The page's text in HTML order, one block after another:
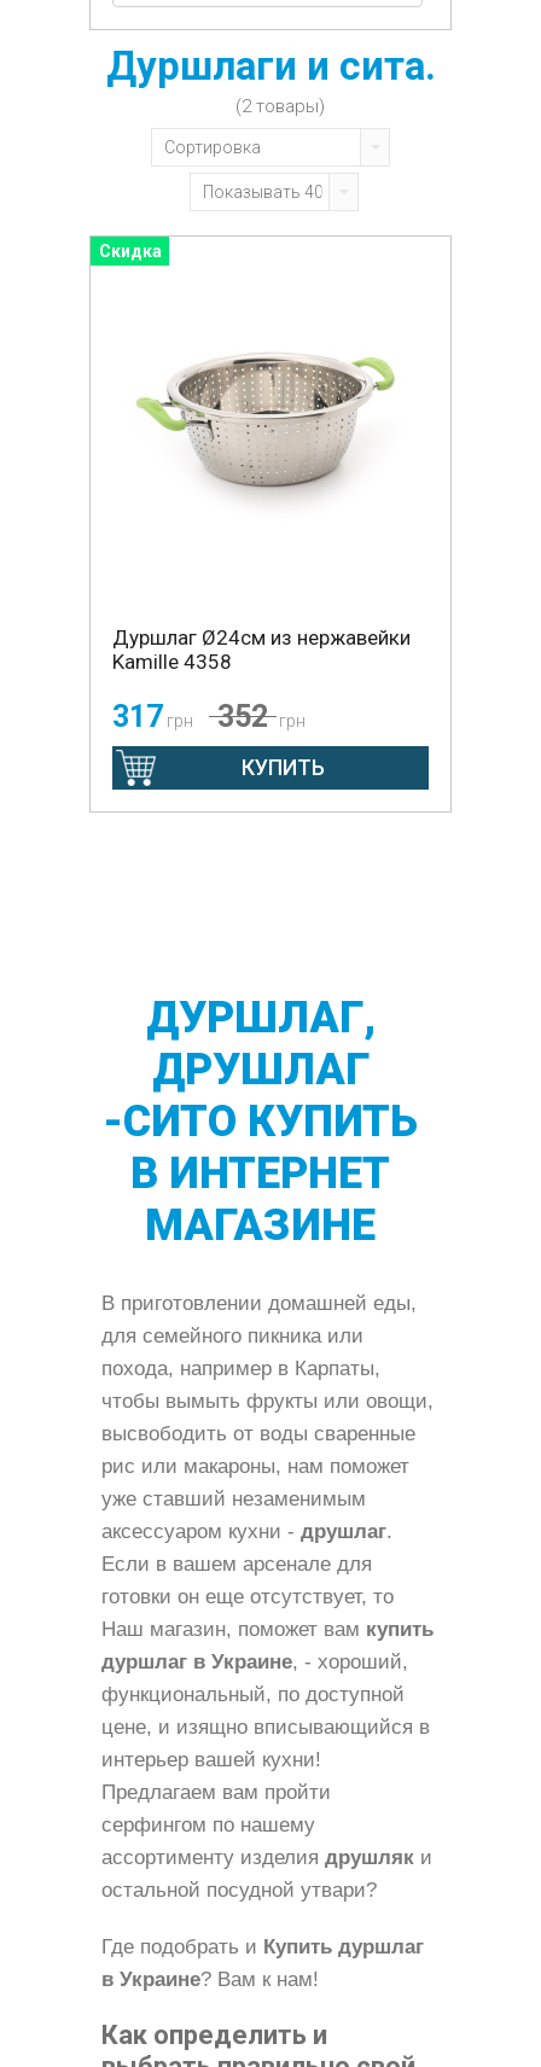
Дуршлаги и сита.
(2 товары)
Показывать 40
Сортировка
Скидка
Дуршлаг Ø24см из нержавейки
Kamille 4358
317 грн 352грн
КУПИТЬ
ДУРШЛАГ,
ДРУШЛАГ
-СИТО КУПИТЬ
В ИНТЕРНЕТ
МАГАЗИНЕ
В приготовлении домашней еды,
для семейного пикника или
похода, например в Карпаты,
чтобы вымыть фрукты или овощи,
высвободить от воды сваренные
рис или макароны, нам поможет
уже ставший незаменимым
аксессуаром кухни - друшлаг.
Если в вашем арсенале для
готовки он еще отсутствует, то
Наш магазин, поможет вам купить
дуршлаг в Украине, - хороший,
функциональный, по доступной
цене, и изящно вписывающийся в
интерьер вашей кухни!
Предлагаем вам пройти
серфингом по нашему
ассортименту изделия друшляк и
остальной посудной утвари?
Где подобрать и Купить дуршлаг
в Украине? Вам к нам!
Как определить и